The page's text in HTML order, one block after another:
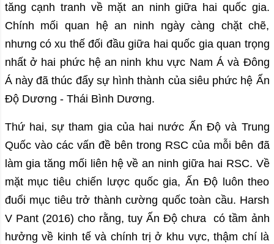
tăng cạnh tranh về mặt an ninh giữa hai quốc gia.
Chính mối quan hệ an ninh ngày càng chặt chẽ,
nhưng có xu thế đối đầu giữa hai quốc gia quan trọng
nhất ở hai phức hệ an ninh khu vực Nam Á và Đông
Á này đã thúc đẩy sự hình thành của siêu phức hệ Ấn
Độ Dương - Thái Bình Dương.
Thứ hai, sự tham gia của hai nước Ấn Độ và Trung
Quốc vào các vấn đề bên trong RSC của mỗi bên đã
làm gia tăng mối liên hệ về an ninh giữa hai RSC. Về
mặt mục tiêu chiến lược quốc gia, Ấn Độ luôn theo
đuổi mục tiêu trở thành cường quốc toàn cầu. Harsh
V Pant (2016) cho rằng, tuy Ấn Độ chưa có tầm ảnh
hưởng về kinh tế và chính trị ở khu vực, thậm chí là